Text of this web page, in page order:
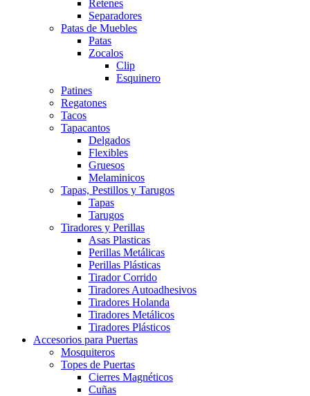
Retenes
Separadores
Patas de Muebles
Patas
Zocalos
Clip
Esquinero
Patines
Regatones
Tacos
Tapacantos
Delgados
Flexibles
Gruesos
Melaminicos
Tapas, Pestillos y Tarugos
Tapas
Tarugos
Tiradores y Perillas
Asas Plasticas
Perillas Metálicas
Perillas Plásticas
Tirador Corrido
Tiradores Autoadhesivos
Tiradores Holanda
Tiradores Metálicos
Tiradores Plásticos
Accesorios para Puertas
Mosquiteros
Topes de Puertas
Cierres Magnéticos
Cuñas